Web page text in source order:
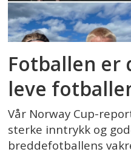
Fotballen er
leve
Vår Norway Cup-
sterke inntrykk og
breddefotballens